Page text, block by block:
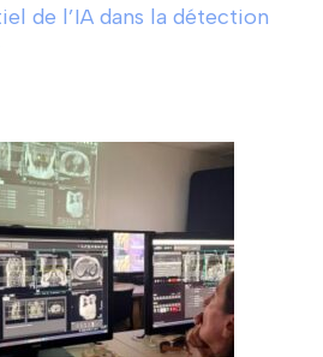
de l’IA dans la détection